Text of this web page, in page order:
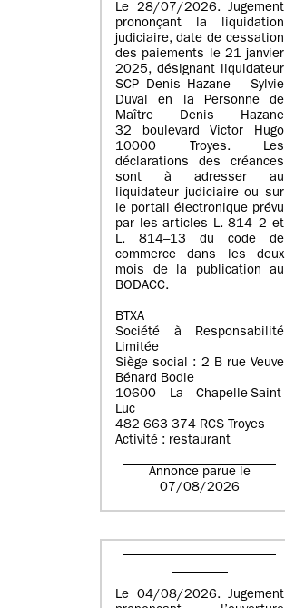
Le 28/07/2026. Jugement
prononçant la liquidation
judiciaire, date de cessation
des paiements le 21 janvier
2025, désignant liquidateur
SCP Denis Hazane – Sylvie
Duval en la Personne de
Maître Denis Hazane
32 boulevard Victor Hugo
10000 Troyes. Les
déclarations des créances
sont à adresser au
liquidateur judiciaire ou sur
le portail électronique prévu
par les articles L. 814–2 et
L. 814–13 du code de
commerce dans les deux
mois de la publication au
BODACC.
BTXA
Société à Responsabilité
Limitée
Siège social : 2 B rue Veuve
Bénard Bodie
10600 La Chapelle-Saint-
Luc
482 663 374 RCS Troyes
Activité : restaurant
Annonce parue le
07/08/2026
Le 04/08/2026. Jugement